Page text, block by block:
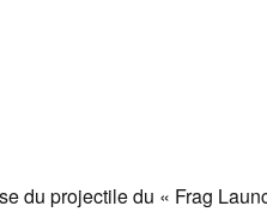
du projectile du « Frag